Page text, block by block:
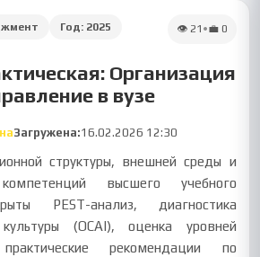
Год: 2025 👁 21 •💼 0
Организация
в вузе
Загружена:16.02.2026 12:30
структуры, внешней среды и
компетенций высшего учебного
PEST-анализ, диагностика
культуры (OCAI), оценка уровней
рекомендации по